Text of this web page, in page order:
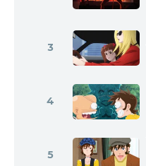
3
4
5